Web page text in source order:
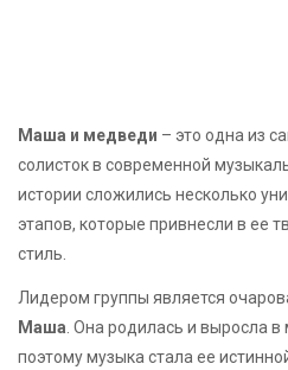
Маша и медведи – это одна из
солисток в современной
истории сложились несколько
этапов, которые привнесли в ее
стиль.
Лидером группы является
Маша . Она родилась и выросла
поэтому музыка стала ее